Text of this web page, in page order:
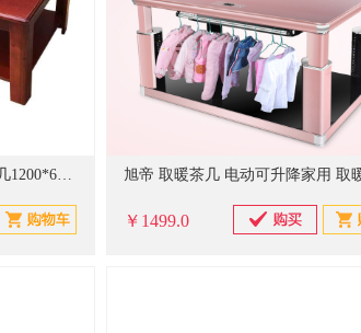
麦森伯 M144 麦森伯 木质长茶几1200*600*450mm M144 1200*600*450mm 胡桃木（单位：张）
￥1499.0